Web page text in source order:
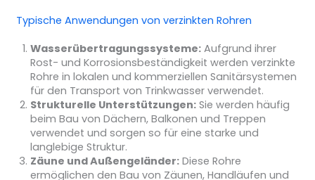
Typische Anwendungen von verzinkten Rohren
Wasserübertragungssysteme:Aufgrund ihrer
Rost- und Korrosionsbeständigkeit werden verzinkte
Rohre in lokalen und kommerziellen Sanitärsystemen
für den Transport von Trinkwasser verwendet.
Strukturelle Unterstützungen:Sie werden häufig
beim Bau von Dächern, Balkonen und Treppen
verwendet und sorgen so für eine starke und
langlebige Struktur.
Zäune und Außengeländer:Diese Rohre
ermöglichen den Bau von Zäunen, Handläufen und